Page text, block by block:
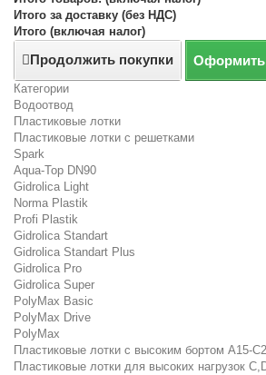
Итого за доставку (без НДС)
Итого (включая налог)
Продолжить покупки Оформить
Категории
Водоотвод
Пластиковые лотки
Пластиковые лотки с решетками
Spark
Aqua-Top DN90
Gidrolica Light
Norma Plastik
Profi Plastik
Gidrolica Standart
Gidrolica Standart Plus
Gidrolica Pro
Gidrolica Super
PolyMax Basic
PolyMax Drive
PolyMax
Пластиковые лотки с высоким бортом А15-
Пластиковые лотки для высоких нагрузок